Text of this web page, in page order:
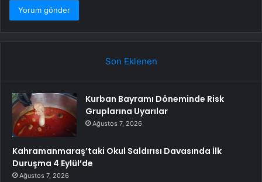
Son Eklenen
Kurban Bayramı Döneminde Risk
Gruplarına Uyarılar
Ağustos 7, 2026
Kahramanmaraş’taki Okul Saldırısı Davasında İlk
Duruşma 4 Eylül’de
Ağustos 7, 2026